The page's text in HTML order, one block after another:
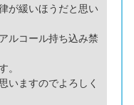
が緩いほうだと思い
ルコール持ち込み禁
。
いますのでよろしく